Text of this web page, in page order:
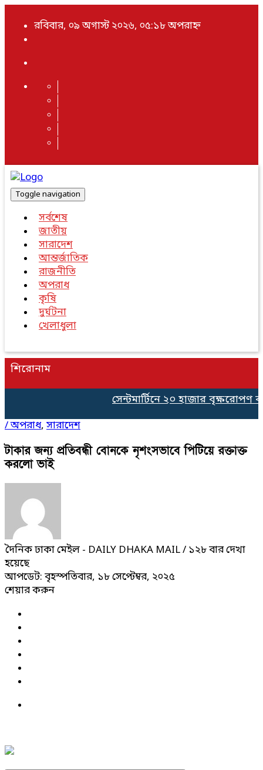
রবিবার, ০৯ অগাস্ট ২০২৬, ০৫:১৮ অপরাহ্ন
Toggle navigation
সর্বশেষ
জাতীয়
সারাদেশ
আন্তর্জাতিক
রাজনীতি
অপরাধ
কৃষি
দুর্ঘটনা
খেলাধুলা
শিরোনাম
সেন্টমার্টিনে ২০ হাজার বৃক্ষরোপণ
/অপরাধ, সারাদেশ
টাকার জন্য প্রতিবন্ধী বোনকে নৃশংসভাবে পিটিয়ে রক্তাক্ত
করলো ভাই
দৈনিক ঢাকা মেইল - DAILY DHAKA MAIL/ ১২৮ বার দেখা
হয়েছে
আপডেট: বৃহস্পতিবার, ১৮ সেপ্টেম্বর, ২০২৫
শেয়ার করুন